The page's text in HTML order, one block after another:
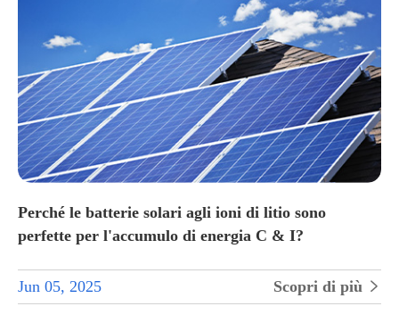
Perché le batterie solari agli ioni di litio sono
perfette per l'accumulo di energia C & I?
Jun 05, 2025 Scopri di più 